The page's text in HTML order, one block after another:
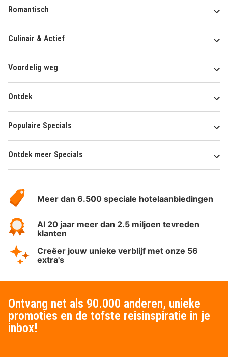
Romantisch
Culinair & Actief
Voordelig weg
Ontdek
Populaire Specials
Ontdek meer Specials
HotelSpecials
Meer dan 6.500 speciale hotelaanbiedingen
Al 20 jaar meer dan 2.5 miljoen tevreden
klanten
Creëer jouw unieke verblijf met onze 56
extra's
Ontvang net als 90.000 anderen, unieke
promoties en de tofste reisinspiratie in je
inbox!